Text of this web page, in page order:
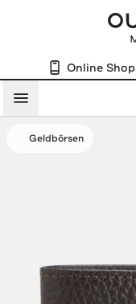
Online Shop
Menü
Geldbörsen